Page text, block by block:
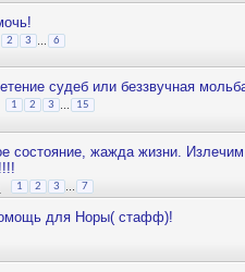
2 3 6
судеб или беззвучная
1 2 3 15
состояние, жажда жизни.
1 2 3 7
для Норы( стафф)!